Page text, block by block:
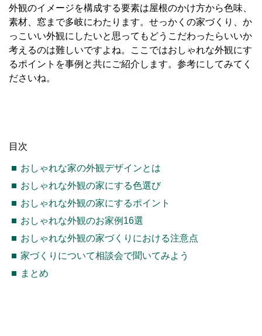
外観のイメージを構成する要素は屋根のかけ方から色味、
素材、窓まで多岐にわたります。せっかくの家づくり、か
っこいい外観にしたいと思ってもどうこだわったらいいか
考えるのは難しいですよね。ここではおしゃれな外観にす
るポイントを事例と共にご紹介します。参考にしてみてく
ださいね。
目次
おしゃれな家の外観デザインとは
おしゃれな外観の家にする色選び
おしゃれな外観の家にするポイント
おしゃれな外観のお家例 16選
おしゃれな外観の家づくりにおける注意点
家づくりについて相談会で聞いてみよう
まとめ